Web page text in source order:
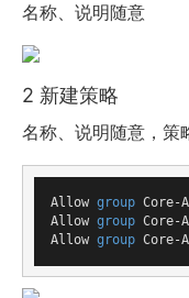
名称、说明随意
2 新建策略
名称、说明随意，策
Allow group Core-
Allow group Core-
Allow group Core-